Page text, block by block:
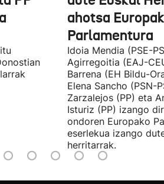
ahotsa
Parlamentura
Idoia Mendia (PSE-
Agirregoitia (EAJ-
Barrena (EH Bildu-
Elena Sancho (PSN-
Zarzalejos (PP) eta
Isturiz (PP) izango
ondoren Europako
eserlekua izango
herritarrak.